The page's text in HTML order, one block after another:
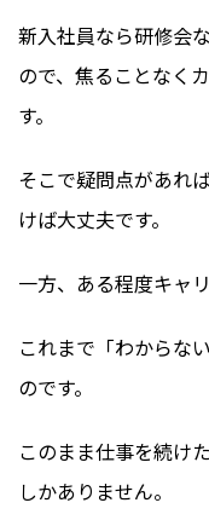
新入社員なら研修会
ので、焦ることなく
す。
そこで疑問点があれ
けば大丈夫です。
一方、ある程度キャ
これまで「わからな
のです。
このまま仕事を続け
しかありません。